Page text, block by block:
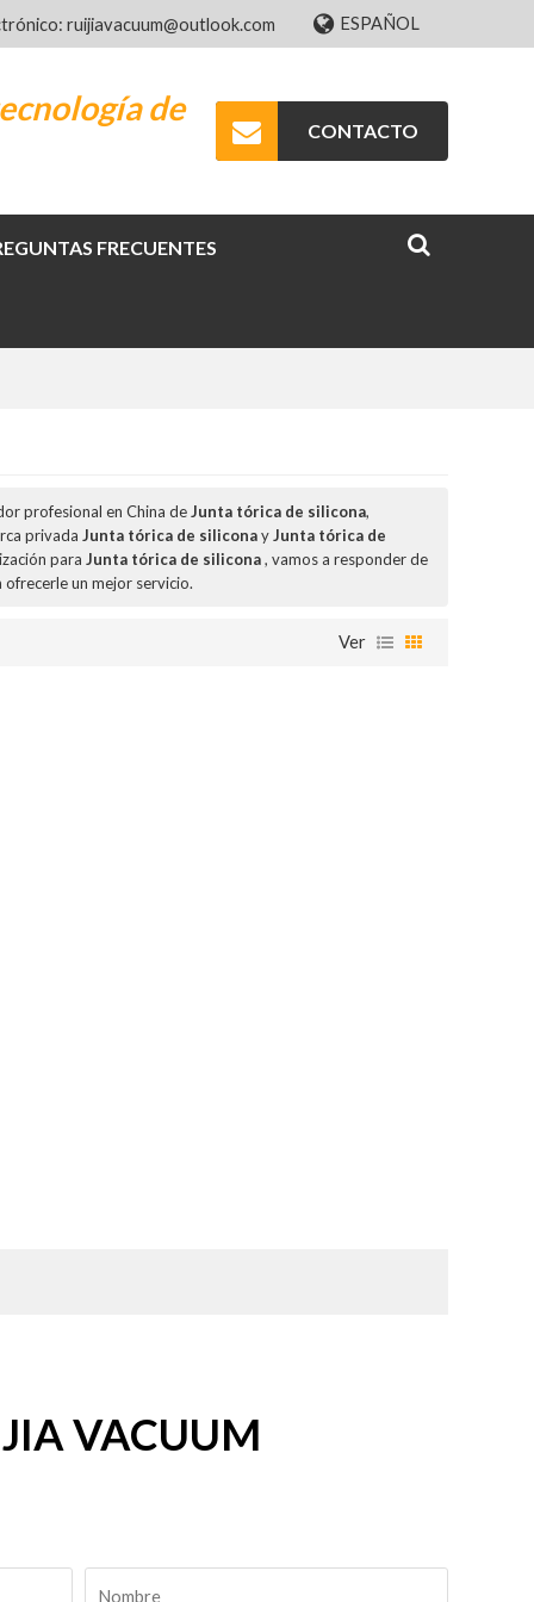
ruijiavacuum@outlook.com ESPAÑOL
de
CONTACTO
FRECUENTES
profesional en China deJunta tórica de silicona,
privada Junta tórica de siliconayJunta tórica de
para Junta tórica de silicona, vamos a responder de
ofrecerle un mejor servicio.
Ver
VACUUM